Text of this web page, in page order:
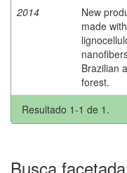
2014
New
made with
Brazilian
forest.
Resultado 1-1 de 1.
Busca facetada